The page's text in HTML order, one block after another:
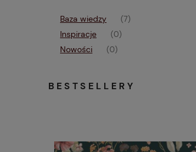
Baza wiedzy (7)
Inspiracje (0)
Nowości (0)
BESTSELLERY